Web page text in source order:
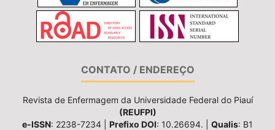
CONTATO / ENDEREÇO
Revista de Enfermagem da Universidade Federal do Piauí
(REUFPI)
e-ISSN: 2238-7234 | Prefixo DOI: 10.26694. | Qualis: B1